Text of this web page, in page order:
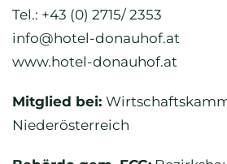
Tel.: +43 (0) 2715/ 2353
info@hotel-donauhof.at
www.hotel-donauhof.at
Mitglied bei:
Niederösterreich